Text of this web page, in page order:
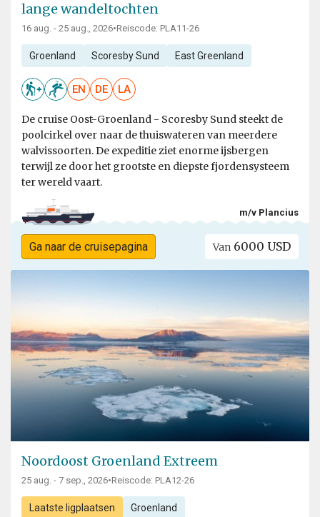
lange wandeltochten
16 aug. - 25 aug., 2026•Reiscode: PLA11-26
Groenland Scoresby Sund East Greenland
EN DE LA
De cruise Oost-Groenland - Scoresby Sund steekt de
poolcirkel over naar de thuiswateren van meerdere
walvissoorten. De expeditie ziet enorme ijsbergen
terwijl ze door het grootste en diepste fjordensysteem
ter wereld vaart.
m/v Plancius
Ga naar de cruisepagina Van 6000 USD
Noordoost Groenland Extreem
25 aug. - 7 sep., 2026•Reiscode: PLA12-26
Laatste ligplaatsen Groenland